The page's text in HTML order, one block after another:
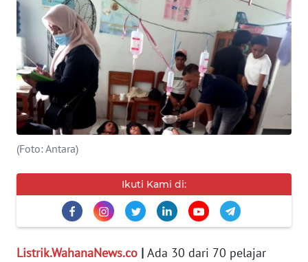
(Foto: Antara)
Ikuti Kami di:
Listrik.WahanaNews.co | Ada 30 dari 70 pelajar
SERBA-
SERBI
Informasi
INDEKS
BERITA
KAMI
IKLAN